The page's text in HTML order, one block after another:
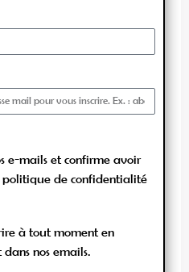
e-mails et confirme avoir
politique de confidentialité
à tout moment en
nos emails.